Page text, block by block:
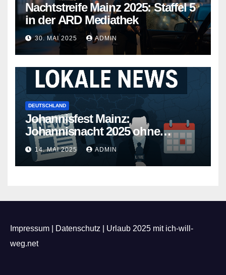
Nachtstreife Mainz 2025: Staffel 5
in der ARD Mediathek
30. MAI 2025 ADMIN
DEUTSCHLAND
Johannisfest Mainz:
Johannisnacht 2025 ohne
Feuerwerk
14. MAI 2025 ADMIN
Impressum Datenschutz
Urlaub 2025 mit ich-will-
weg.net